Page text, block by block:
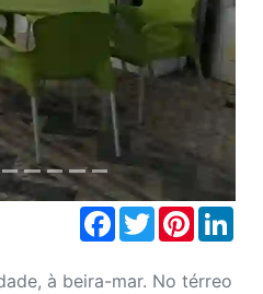
Facebook
TwitterPinterest
à beira-mar. No térreo